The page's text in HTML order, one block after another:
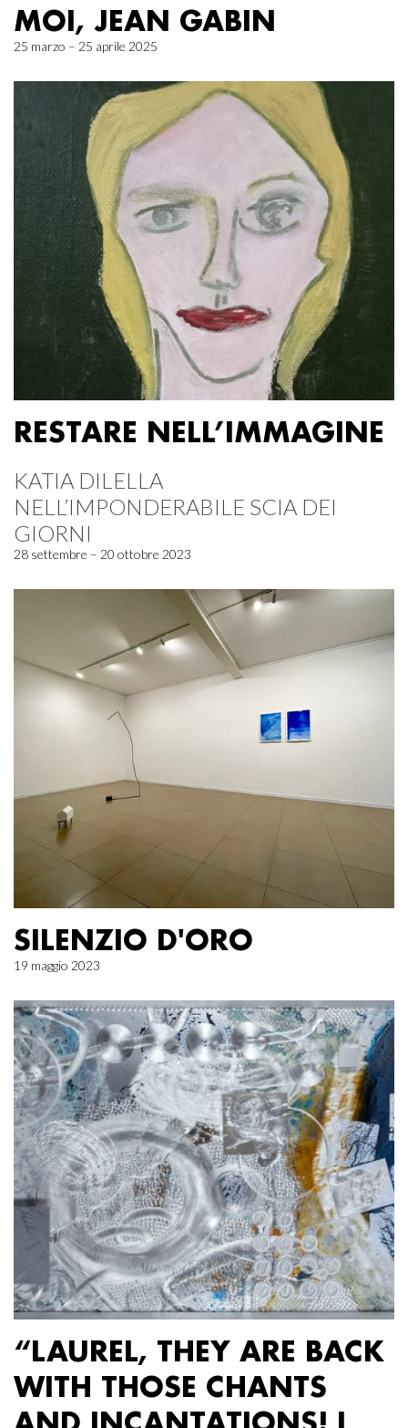
MOI, JEAN GABIN
25 marzo – 25 aprile 2025
RESTARE NELL’IMMAGINE
KATIA DILELLA
NELL’IMPONDERABILE SCIA DEI
GIORNI
28 settembre – 20 ottobre 2023
SILENZIO D'ORO
19 maggio 2023
“LAUREL, THEY ARE BACK
WITH THOSE CHANTS